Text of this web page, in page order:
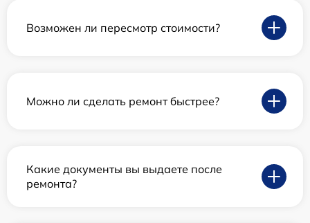
Возможен ли пересмотр стоимости?
Можно ли сделать ремонт быстрее?
Какие документы вы выдаете после
ремонта?